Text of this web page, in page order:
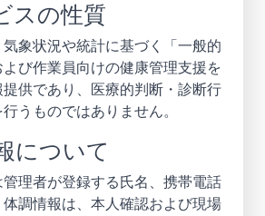
スの性質
象状況や統計に基づく「一般的
び作業員向けの健康管理支援を
供であり、医療的判断・診断行
うものではありません。
について
理者が登録する氏名、携帯電話
調情報は、本人確認および現場